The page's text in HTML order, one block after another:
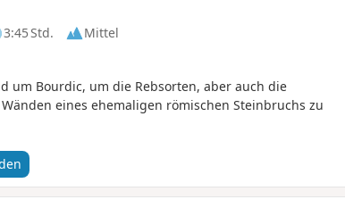
3:45 Std.
Mittel
um Bourdic, um die Rebsorten, aber auch die
eines ehemaligen römischen Steinbruchs zu